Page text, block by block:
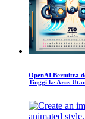
OpenAI Bermitra
Tinggi ke Arus